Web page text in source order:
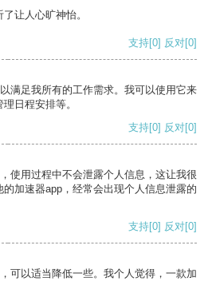
让人心旷神怡。
支持[0] 反对[0]
满足我所有的工作需求。我可以使用它来
日程安排等。
支持[0] 反对[0]
使用过程中不会泄露个人信息，这让我很
加速器app，经常会出现个人信息泄露的
支持[0] 反对[0]
可以适当降低一些。我个人觉得，一款加